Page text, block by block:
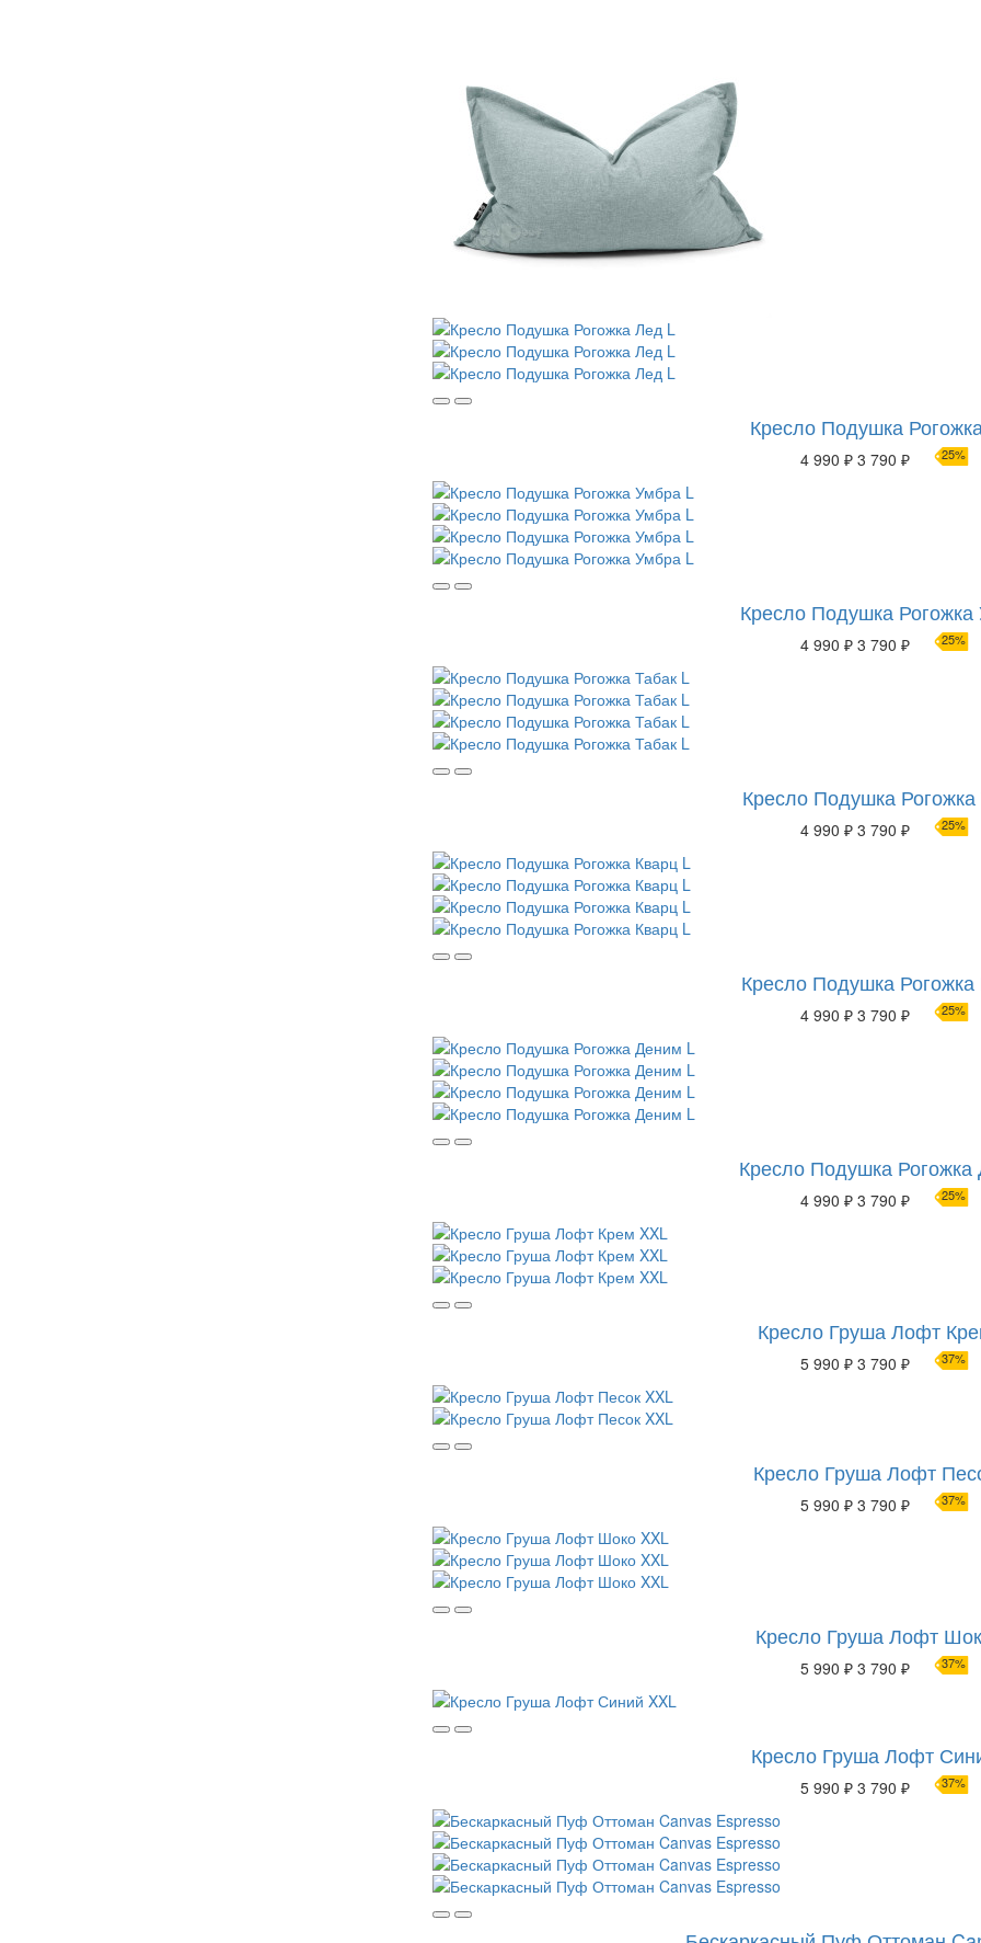
Кресло Подушка
4 990 ₽ 3 790 ₽ 25%
Кресло Подушка Рогожка
4 990 ₽ 3 790 ₽ 25%
Кресло Подушка Рогожка
4 990 ₽ 3 790 ₽ 25%
Кресло Подушка Рогожка
4 990 ₽ 3 790 ₽ 25%
Кресло Подушка
4 990 ₽ 3 790 ₽ 25%
Кресло Груша Лофт
5 990 ₽ 3 790 ₽ 37%
Кресло Груша Лофт
5 990 ₽ 3 790 ₽ 37%
Кресло Груша Лофт
5 990 ₽ 3 790 ₽ 37%
Кресло Груша Лофт
5 990 ₽ 3 790 ₽ 37%